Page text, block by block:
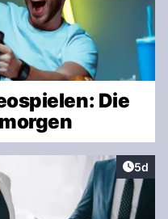
Die
5d